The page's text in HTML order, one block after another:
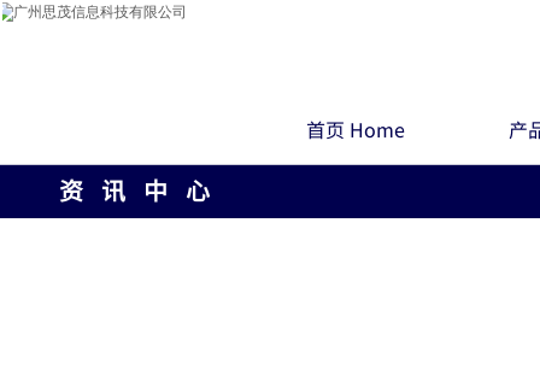
首页 Home 产
资 讯 中 心